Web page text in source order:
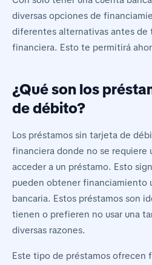
diversas opciones de
diferentes alternativas antes de
financiera. Esto te permitirá
¿Qué son los
de débito?
Los préstamos sin tarjeta de
financiera donde no se requiere
acceder a un préstamo. Esto
pueden obtener financiamiento
bancaria. Estos préstamos son
tienen o prefieren no usar una
diversas razones.
Este tipo de préstamos ofrecen